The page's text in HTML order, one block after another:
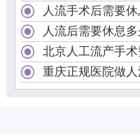
人流手术后需要
人流后需要休息
北京人工流产手
重庆正规医院做